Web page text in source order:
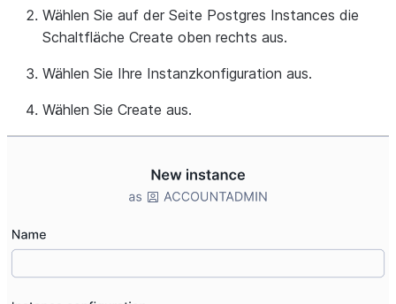
Wählen Sie auf der Seite Postgres Instances die
Schaltfläche Create oben rechts aus.
Wählen Sie Ihre Instanzkonfiguration aus.
Wählen Sie Create aus.